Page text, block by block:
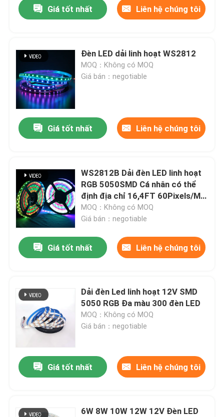
Giá tốt nhất Liên hệ chúng tôi
Đèn LED dải linh hoạt WS2812
MOQ：Không có MOQ
Giá bán：negotiable
Giá tốt nhất Liên hệ chúng tôi
WS2812B Dải đèn LED linh hoạt
RGB 5050SMD Cá nhân có thể
định địa chỉ 16,4FT 60Pixels/M
300Pixels Đen PCB đủ màu
MOQ：Không có MOQ
Giá bán：negotiable
Giá tốt nhất Liên hệ chúng tôi
Dải đèn Led linh hoạt 12V SMD
5050 RGB Đa màu 300 đèn LED
MOQ：Không có MOQ
Giá bán：negotiable
Giá tốt nhất Liên hệ chúng tôi
6W 8W 10W 12W 12V Đèn LED